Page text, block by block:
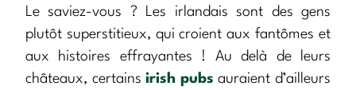
Le saviez-vous ? Les irlandais sont des gens
plutôt superstitieux, qui croient aux fantômes et
aux histoires effrayantes ! Au delà de leurs
châteaux, certainsirish pubs auraient d’ailleurs